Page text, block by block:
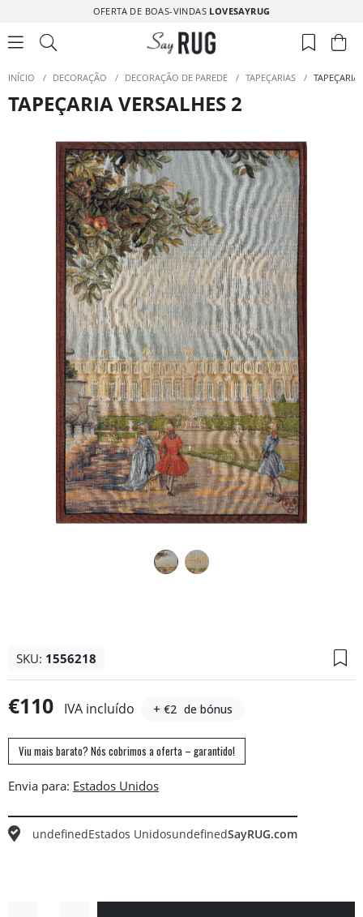
OFERTA DE BOAS-VINDAS LOVESAYRUG
INÍCIO / DECORAÇÃO / DECORAÇÃO DE PAREDE / TAPEÇARIAS / TAPEÇARIA
TAPEÇARIA VERSALHES 2
SKU: 1556218
€110 IVA incluído + €2 de bónus
Viu mais barato? Nós cobrimos a oferta – garantido!
Envia para:
undefinedEstados UnidosundefinedSayRUG.com